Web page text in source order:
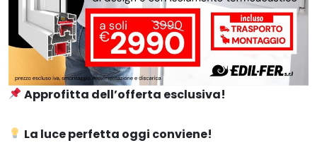
Approfitta dell’offerta esclusiva!
La luce perfetta oggi conviene!